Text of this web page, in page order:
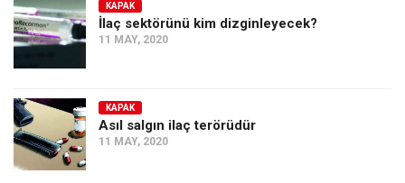
KAPAK
İlaç sektörünü kim dizginleyecek?
11 MAY, 2020
KAPAK
Asıl salgın ilaç terörüdür
11 MAY, 2020